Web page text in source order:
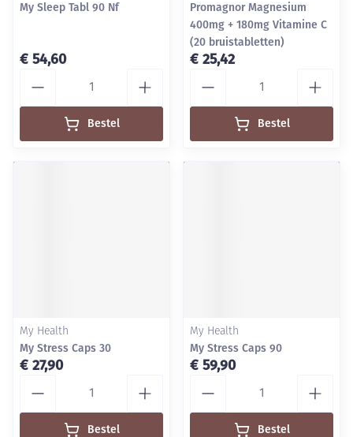
My Sleep Tabl 90 Nf
€ 54,60
Bestel
Promagnor Magnesium
400mg + 180mg Vitamine C
(20 bruistabletten)
€ 25,42
Bestel
My Health
My Stress Caps 30
€ 27,90
Bestel
My Health
My Stress Caps 90
€ 59,90
Bestel